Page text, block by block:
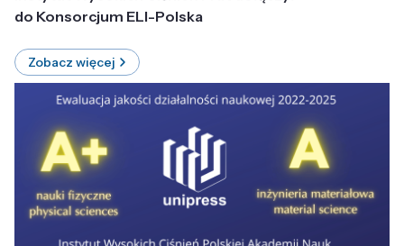
do Konsorcjum ELI-Polska
Zobacz więcej